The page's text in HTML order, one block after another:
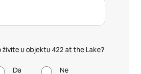
živite u objektu 422 at the Lake?
Da Ne